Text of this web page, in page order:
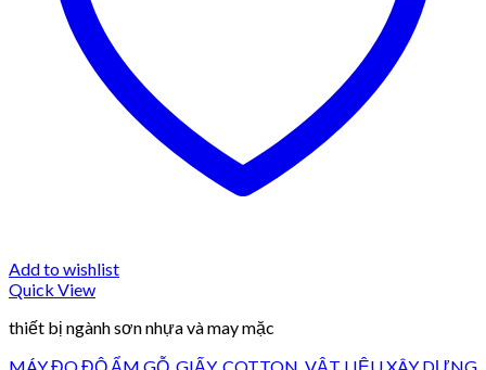
Add to wishlist
Quick View
thiết bị ngành sơn nhựa và may mặc
MÁY ĐO ĐỘ ẨM GỖ, GIẤY, COTTON, VẬT LIỆU XÂY DỰNG